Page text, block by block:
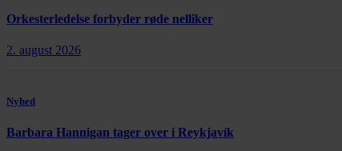
Orkesterledelse forbyder røde nelliker
2. august 2026
Nyhed
Barbara Hannigan tager over i Reykjavík